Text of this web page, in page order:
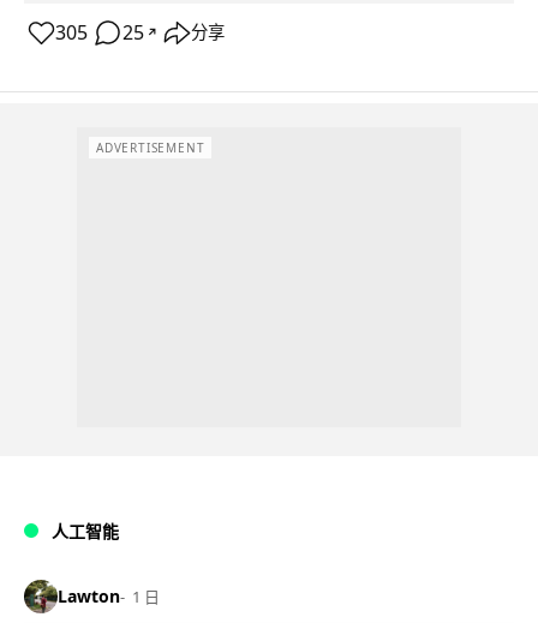
305 25 ↗ 分享
ADVERTISEMENT
人工智能
Lawton 1 日